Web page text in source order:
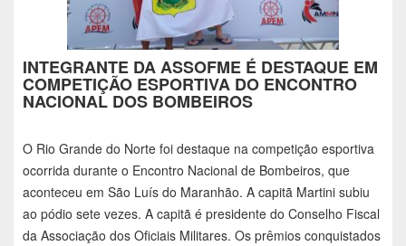
INTEGRANTE DA ASSOFME É DESTAQUE EM
COMPETIÇÃO ESPORTIVA DO ENCONTRO
NACIONAL DOS BOMBEIROS
O Rio Grande do Norte foi destaque na competição esportiva
ocorrida durante o Encontro Nacional de Bombeiros, que
aconteceu em São Luís do Maranhão. A capitã Martini subiu
ao pódio sete vezes. A capitã é presidente do Conselho Fiscal
da Associação dos Oficiais Militares. Os prêmios conquistados